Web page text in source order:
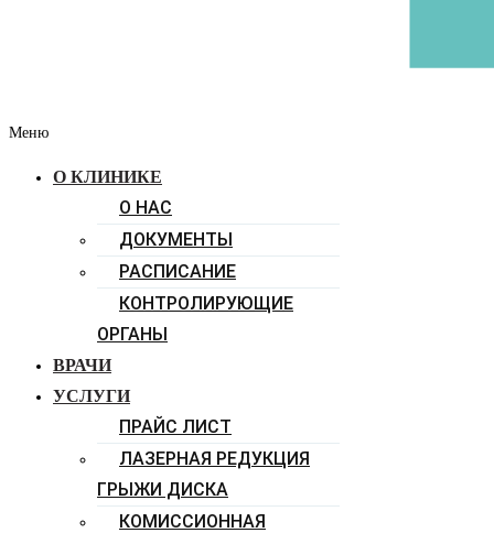
Меню
О КЛИНИКЕ
О НАС
ДОКУМЕНТЫ
РАСПИСАНИЕ
КОНТРОЛИРУЮЩИЕ
ОРГАНЫ
ВРАЧИ
УСЛУГИ
ПРАЙС ЛИСТ
ЛАЗЕРНАЯ РЕДУКЦИЯ
ГРЫЖИ ДИСКА
КОМИССИОННАЯ